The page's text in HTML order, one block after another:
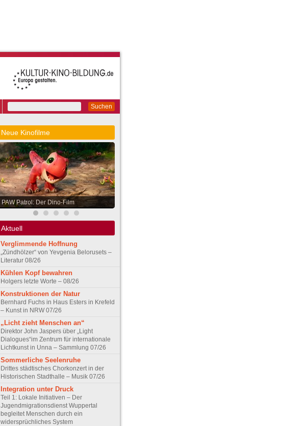
Suchen
Neue Kinofilme
PAW Patrol: Der Dino-Film
Aktuell
Verglimmende Hoffnung
„Zündhölzer“ von Yevgenia Belorusets –
Literatur 08/26
Kühlen Kopf bewahren
Holgers letzte Worte – 08/26
Konstruktionen der Natur
Bernhard Fuchs in Haus Esters in Krefeld
– Kunst in NRW 07/26
„Licht zieht Menschen an“
Direktor John Jaspers über „Light
Dialogues“im Zentrum für internationale
Lichtkunst in Unna – Sammlung 07/26
Sommerliche Seelenruhe
Drittes städtisches Chorkonzert in der
Historischen Stadthalle – Musik 07/26
Integration unter Druck
Teil 1: Lokale Initiativen – Der
Jugendmigrationsdienst Wuppertal
begleitet Menschen durch ein
widersprüchliches System